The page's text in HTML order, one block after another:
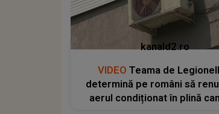
kanald2.ro
VIDEO Teama de
determină pe români să
aerul condiționat în plină